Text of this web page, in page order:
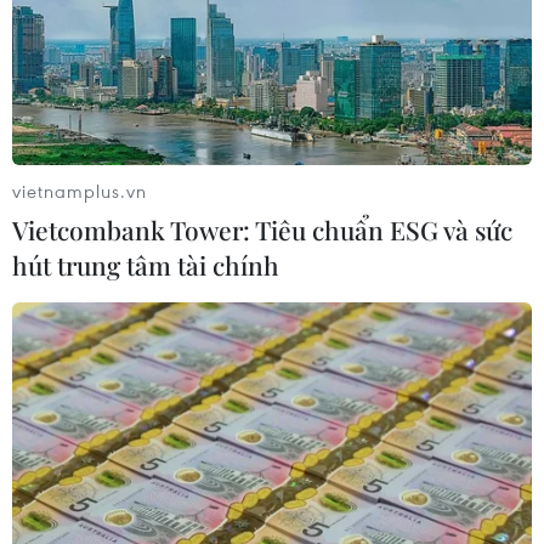
08/08/2026 15:01
Chuyên gia Nhật Bản nói Việt Nam
nên ưu tiên sản xuất và đóng gói chip
Nông sản Việt Nam còn nhiều dư địa
tại thị trường Algeria
08/08/2026 12:55
Động lực mới cho hợp tác thương
mại Việt Nam-Australia
08/08/2026 12:20
vietnamplus.vn
Vietcombank Tower: Tiêu chuẩn ESG và sức
hút trung tâm tài chính